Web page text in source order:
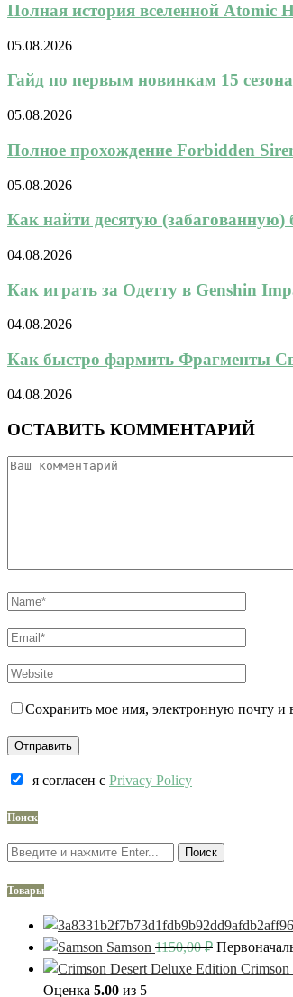
Полная история вселенной Atomic
05.08.2026
Гайд по первым новинкам 15
05.08.2026
Полное прохождение Forbidden
05.08.2026
Как найти десятую
04.08.2026
Как играть за Одетту в Genshin
04.08.2026
Как быстро фармить Фрагменты
04.08.2026
ОСТАВИТЬ КОММЕНТАРИЙ
Сохранить мое имя, электронную почту и
я согласен c Privacy Policy
Поиск
Поиск
Товары
Samson 1150,00₽
Crimson
Оценка 5.00 из 5